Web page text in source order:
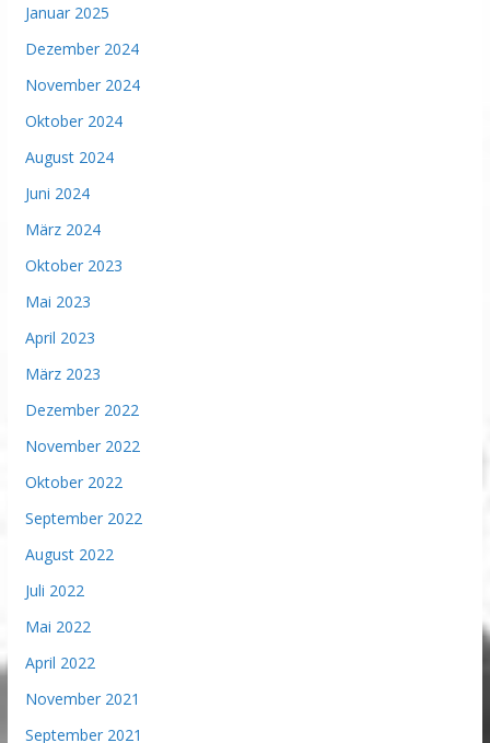
Januar 2025
Dezember 2024
November 2024
Oktober 2024
August 2024
Juni 2024
März 2024
Oktober 2023
Mai 2023
April 2023
März 2023
Dezember 2022
November 2022
Oktober 2022
September 2022
August 2022
Juli 2022
Mai 2022
April 2022
November 2021
September 2021